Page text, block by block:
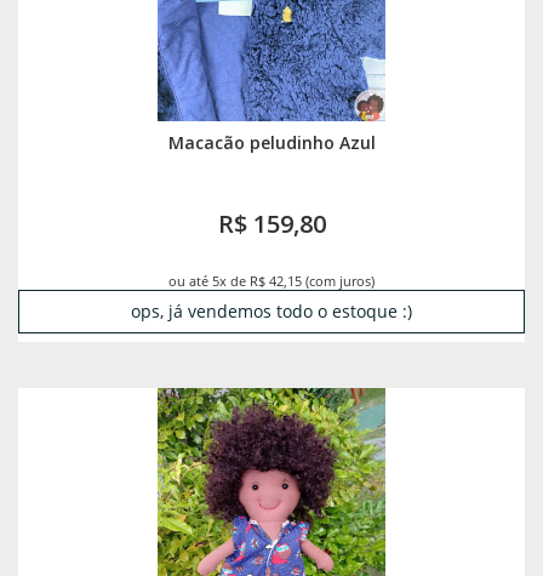
Macacão peludinho Azul
R$ 159,80
ou até 5x de R$ 42,15 (com juros)
ops, já vendemos todo o estoque :)